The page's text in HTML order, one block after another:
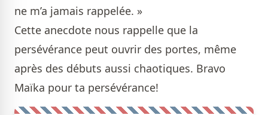
ne m’a jamais rappelée. »
Cette anecdote nous rappelle que la
persévérance peut ouvrir des portes, même
après des débuts aussi chaotiques. Bravo
Maïka pour ta persévérance!